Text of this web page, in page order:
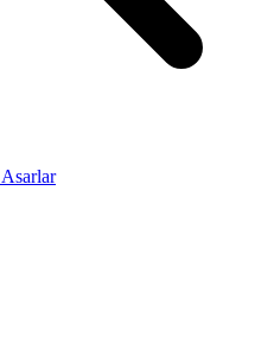
Asarlar